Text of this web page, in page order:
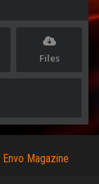
Files
Envo Magazine